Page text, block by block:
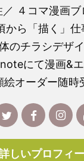
／ ４コマ漫画
から「描く」
のチラシデザ
にて漫画&
絵オーダー随時
しいプロフィ